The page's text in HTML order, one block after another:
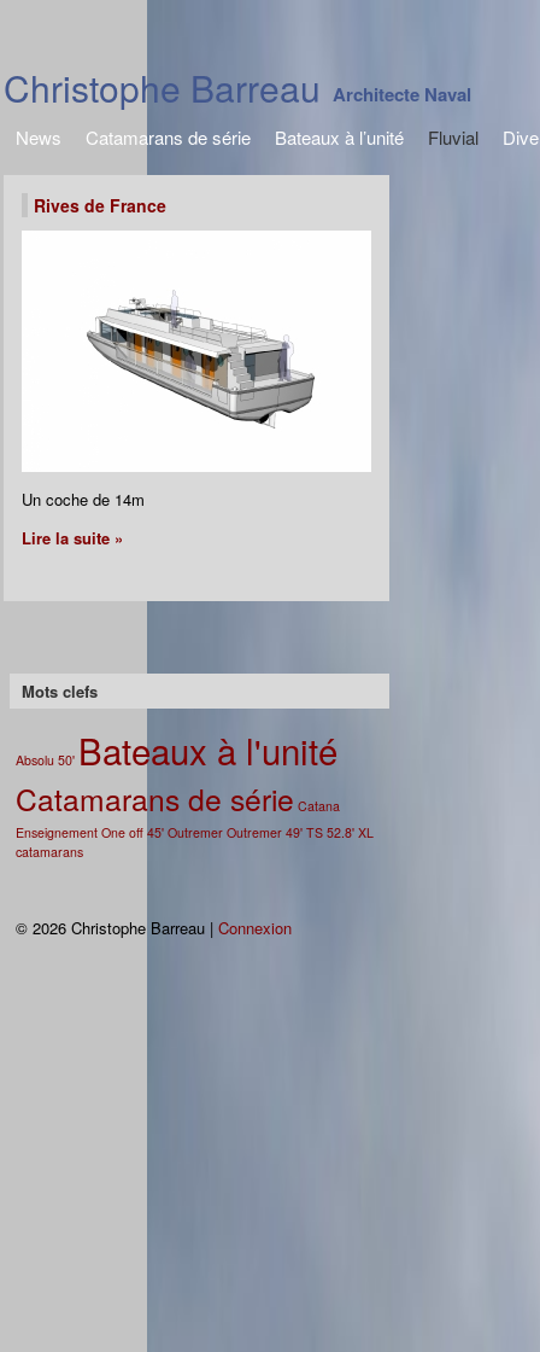
Christophe Barreau Architecte Naval
News Catamarans de série Bateaux à l’unité Fluvial
Rives de France
Un coche de 14m
Lire la suite »
Mots clefs
Absolu 50' Bateaux à l'unité
Catamarans de série Catana
Enseignement One off 45' Outremer Outremer 49' TS 52.8' XL
catamarans
© 2026 Christophe Barreau | Connexion